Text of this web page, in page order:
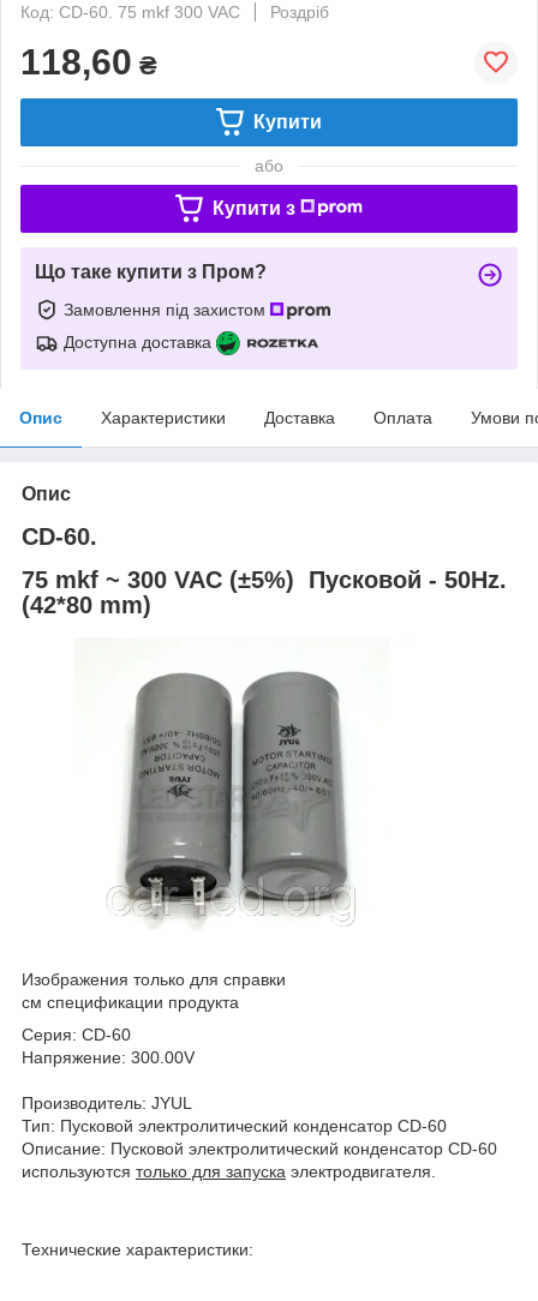
Код: CD-60. 75 mkf 300 VAC
Роздріб
118,60 ₴
Купити
або
Купити з
Що таке купити з Пром?
Замовлення під захистом
Доступна доставка
Опис Характеристики Доставка Оплата Умови
Опис
CD-60.
75 mkf ~ 300 VAC (±5%) Пусковой - 50Hz.
(42*80 mm)
Изображения только для справки
см спецификации продукта
Серия: CD-60
Напряжение: 300.00V
Производитель: JYUL
Тип: Пусковой электролитический конденсатор CD-60
Описание: Пусковой электролитический конденсатор CD-60
используются только для запуска электродвигателя.
Технические характеристики: